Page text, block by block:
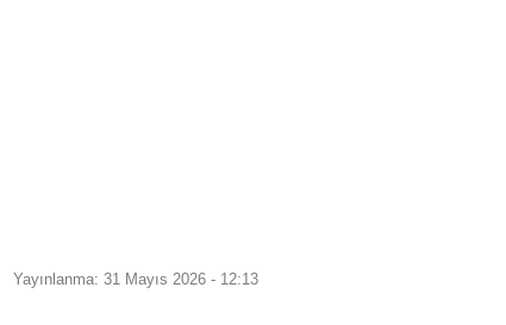
Yayınlanma: 31 Mayıs 2026 - 12:13